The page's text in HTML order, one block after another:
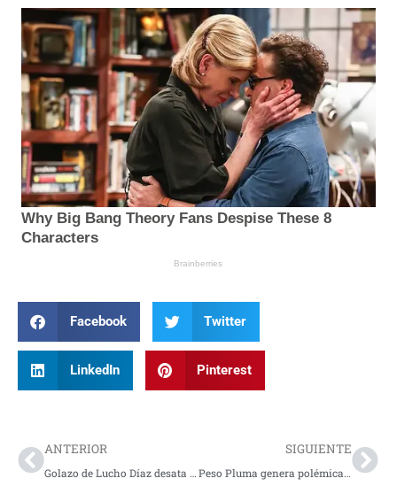
Facebook Twitter
LinkedIn Pinterest
ANTERIOR
Golazo de Lucho Díaz desata la euforia y vuelve a brillar en el fútbol internacional
SIGUIENTE
Peso Pluma genera polémica en redes y divide opiniones